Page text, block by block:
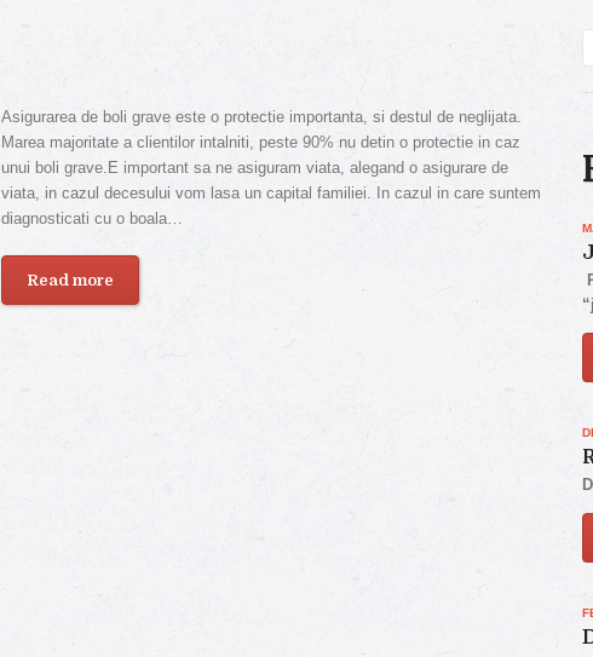
Asigurarea de boli grave este o protectie importanta, si destul de neglijata.
Marea majoritate a clientilor intalniti, peste 90% nu detin o protectie in caz
unui boli grave.E important sa ne asiguram viata, alegand o asigurare de
viata, in cazul decesului vom lasa un capital familiei. In cazul in care suntem
diagnosticati cu o boala…
Read more